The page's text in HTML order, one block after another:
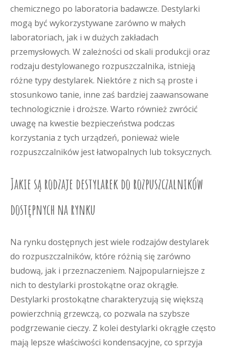
chemicznego po laboratoria badawcze. Destylarki
mogą być wykorzystywane zarówno w małych
laboratoriach, jak i w dużych zakładach
przemysłowych. W zależności od skali produkcji oraz
rodzaju destylowanego rozpuszczalnika, istnieją
różne typy destylarek. Niektóre z nich są proste i
stosunkowo tanie, inne zaś bardziej zaawansowane
technologicznie i droższe. Warto również zwrócić
uwagę na kwestie bezpieczeństwa podczas
korzystania z tych urządzeń, ponieważ wiele
rozpuszczalników jest łatwopalnych lub toksycznych.
Jakie są rodzaje destylarek do rozpuszczalników
dostępnych na rynku
Na rynku dostępnych jest wiele rodzajów destylarek
do rozpuszczalników, które różnią się zarówno
budową, jak i przeznaczeniem. Najpopularniejsze z
nich to destylarki prostokątne oraz okrągłe.
Destylarki prostokątne charakteryzują się większą
powierzchnią grzewczą, co pozwala na szybsze
podgrzewanie cieczy. Z kolei destylarki okrągłe często
mają lepsze właściwości kondensacyjne, co sprzyja